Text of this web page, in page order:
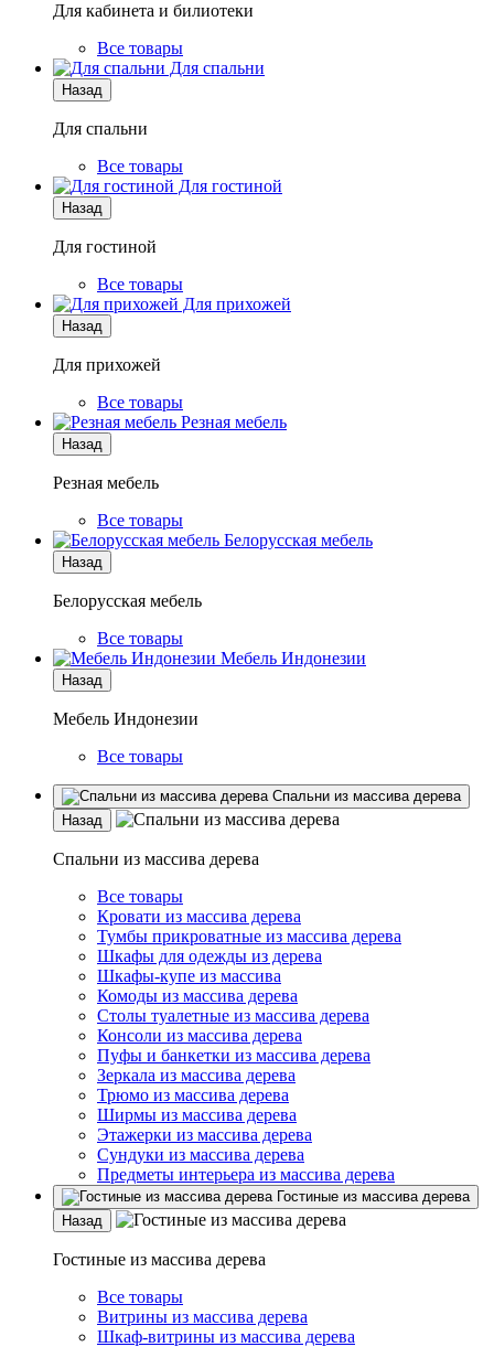
Для кабинета и билиотеки
Все товары
Для спальни
Назад
Для спальни
Все товары
Для гостиной
Назад
Для гостиной
Все товары
Для прихожей
Назад
Для прихожей
Все товары
Резная мебель
Назад
Резная мебель
Все товары
Белорусская мебель
Назад
Белорусская мебель
Все товары
Мебель Индонезии
Назад
Мебель Индонезии
Все товары
Спальни из массива дерева
Назад
Спальни из массива дерева
Все товары
Кровати из массива дерева
Тумбы прикроватные из массива дерева
Шкафы для одежды из дерева
Шкафы-купе из массива
Комоды из массива дерева
Столы туалетные из массива дерева
Консоли из массива дерева
Пуфы и банкетки из массива дерева
Зеркала из массива дерева
Трюмо из массива дерева
Ширмы из массива дерева
Этажерки из массива дерева
Сундуки из массива дерева
Предметы интерьера из массива дерева
Гостиные из массива дерева
Назад
Гостиные из массива дерева
Все товары
Витрины из массива дерева
Шкаф-витрины из массива дерева